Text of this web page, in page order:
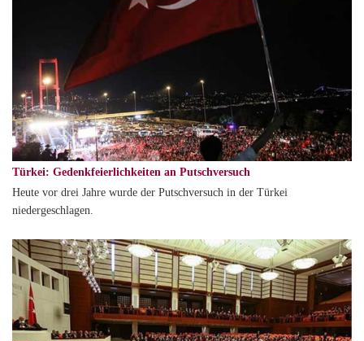
Türkei: Gedenkfeierlichkeiten an Putschversuch
Heute vor drei Jahre wurde der Putschversuch in der Türkei
niedergeschlagen.